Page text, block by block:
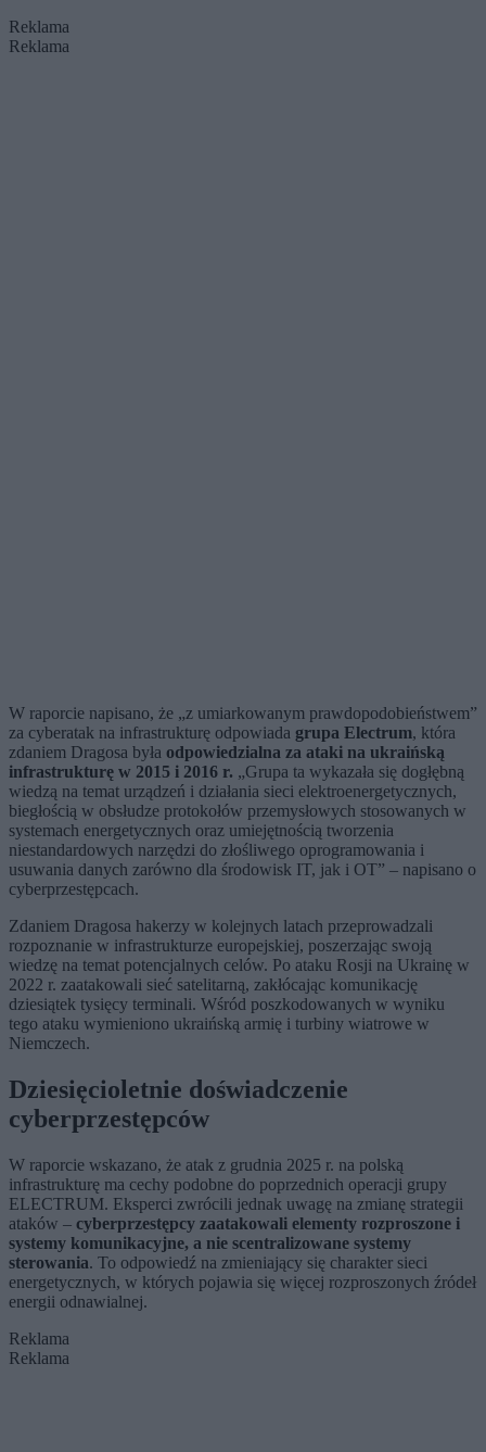
Reklama
Reklama
W raporcie napisano, że „z umiarkowanym prawdopodobieństwem”
za cyberatak na infrastrukturę odpowiada grupa Electrum, która
zdaniem Dragosa była odpowiedzialna za ataki na ukraińską
infrastrukturę w 2015 i 2016 r. „Grupa ta wykazała się dogłębną
wiedzą na temat urządzeń i działania sieci elektroenergetycznych,
biegłością w obsłudze protokołów przemysłowych stosowanych w
systemach energetycznych oraz umiejętnością tworzenia
niestandardowych narzędzi do złośliwego oprogramowania i
usuwania danych zarówno dla środowisk IT, jak i OT” – napisano o
cyberprzestępcach.
Zdaniem Dragosa hakerzy w kolejnych latach przeprowadzali
rozpoznanie w infrastrukturze europejskiej, poszerzając swoją
wiedzę na temat potencjalnych celów. Po ataku Rosji na Ukrainę w
2022 r. zaatakowali sieć satelitarną, zakłócając komunikację
dziesiątek tysięcy terminali. Wśród poszkodowanych w wyniku
tego ataku wymieniono ukraińską armię i turbiny wiatrowe w
Niemczech.
Dziesięcioletnie doświadczenie
cyberprzestępców
W raporcie wskazano, że atak z grudnia 2025 r. na polską
infrastrukturę ma cechy podobne do poprzednich operacji grupy
ELECTRUM. Eksperci zwrócili jednak uwagę na zmianę strategii
ataków – cyberprzestępcy zaatakowali elementy rozproszone i
systemy komunikacyjne, a nie scentralizowane systemy
sterowania. To odpowiedź na zmieniający się charakter sieci
energetycznych, w których pojawia się więcej rozproszonych źródeł
energii odnawialnej.
Reklama
Reklama